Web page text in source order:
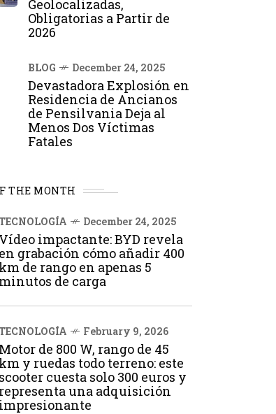
Geolocalizadas,
Obligatorias a Partir de
2026
BLOG December 24, 2025
Devastadora Explosión en
Residencia de Ancianos
de Pensilvania Deja al
Menos Dos Víctimas
Fatales
THE MONTH
December 24, 2025
Vídeo impactante: BYD revela
en grabación cómo añadir 400
km de rango en apenas 5
minutos de carga
February 9, 2026
Motor de 800 W, rango de 45
km y ruedas todo terreno: este
scooter cuesta solo 300 euros y
representa una adquisición
impresionante